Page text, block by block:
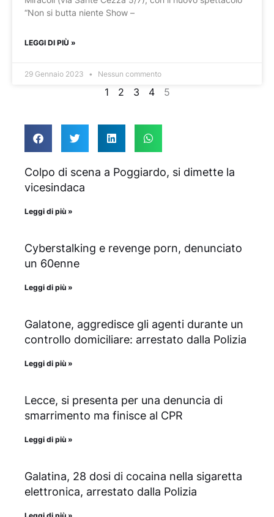
“Non si butta niente Show –
LEGGI DI PIÙ »
29 Gennaio 2023 Nessun commento
1 2 3 4 5
Colpo di scena a Poggiardo, si dimette la
vicesindaca
Leggi di più »
Cyberstalking e revenge porn, denunciato
un 60enne
Leggi di più »
Galatone, aggredisce gli agenti durante un
controllo domiciliare: arrestato dalla Polizia
Leggi di più »
Lecce, si presenta per una denuncia di
smarrimento ma finisce al CPR
Leggi di più »
Galatina, 28 dosi di cocaina nella sigaretta
elettronica, arrestato dalla Polizia